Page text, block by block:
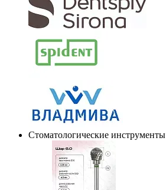
Стоматологические инструменты